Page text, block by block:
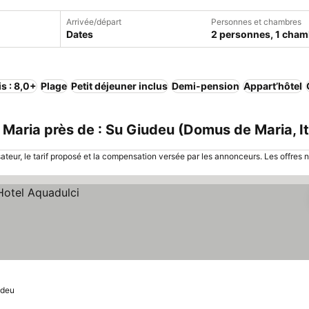
Arrivée/départ
Dates
Personnes et chambres
2 personnes, 1
: 8,0+ Plage Petit déjeuner inclus Demi-pension Appart’hôtel
près de : Su Giudeu (Domus de Maria,
le tarif proposé et la compensation versée par les annonceurs. Les offres